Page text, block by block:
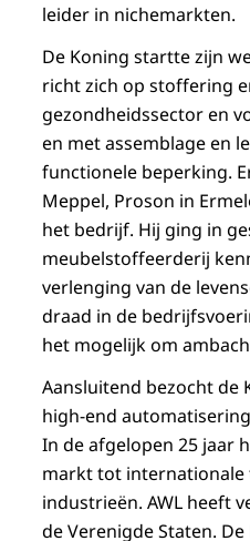
leider in nichemarkten.
De Koning startte zijn
richt zich op stoffering
gezondheidssector en
en met assemblage en
functionele beperking.
Meppel, Proson in
het bedrijf. Hij ging in
meubelstoffeerderij
verlenging van de
draad in de
het mogelijk om
Aansluitend bezocht de
high-end
In de afgelopen 25 jaar
markt tot internationale
industrieën. AWL heeft
de Verenigde Staten.